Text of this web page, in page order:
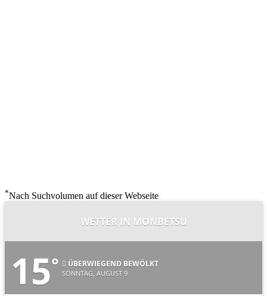
*Nach Suchvolumen auf dieser Webseite
WETTER IN MONBETSU
15° ÜBERWIEGEND BEWÖLKT
SONNTAG, AUGUST 9